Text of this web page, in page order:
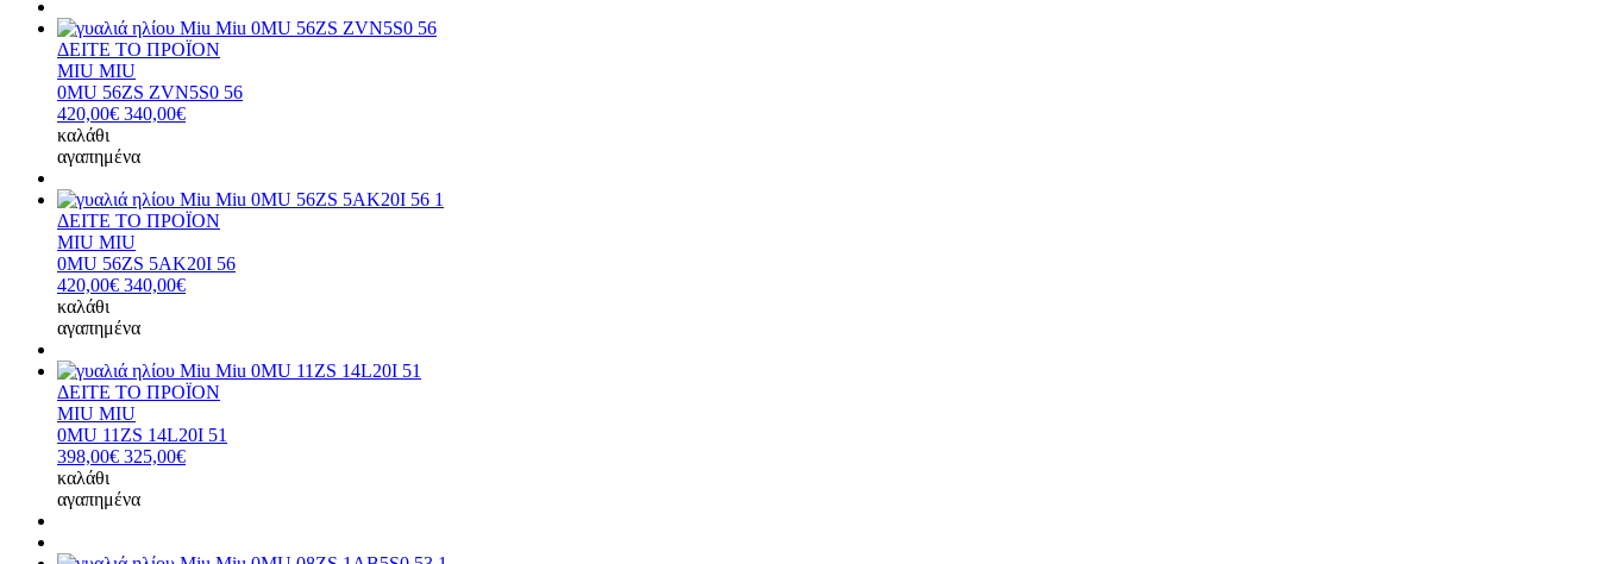
ΔΕΙΤΕ ΤΟ ΠΡΟΪΟΝ
MIU MIU
0MU 56ZS ZVN5S0 56
420,00€ 340,00€
καλάθι
αγαπημένα
ΔΕΙΤΕ ΤΟ ΠΡΟΪΟΝ
MIU MIU
0MU 56ZS 5AK20I 56
420,00€ 340,00€
καλάθι
αγαπημένα
ΔΕΙΤΕ ΤΟ ΠΡΟΪΟΝ
MIU MIU
0MU 11ZS 14L20I 51
398,00€ 325,00€
καλάθι
αγαπημένα